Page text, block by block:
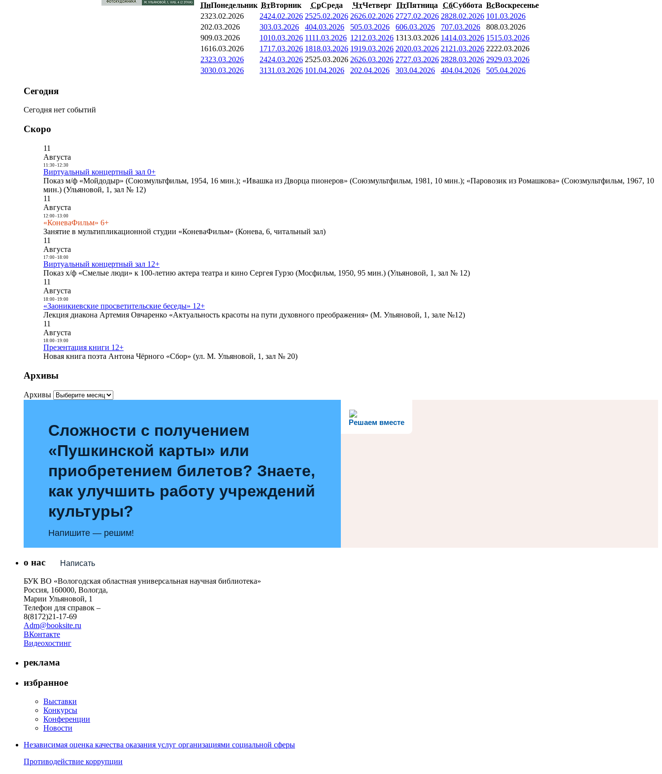
ПнПонедельник ВтВторник СрСреда ЧтЧетверг ПтПятница СбСуббота ВсВоскресенье
2323.02.2026 2424.02.2026 2525.02.2026 2626.02.2026 2727.02.2026 2828.02.2026 101.03.2026
202.03.2026 303.03.2026 404.03.2026 505.03.2026 606.03.2026 707.03.2026 808.03.2026
909.03.2026 1010.03.2026 1111.03.2026 1212.03.2026 1313.03.2026 1414.03.2026 1515.03.2026
1616.03.2026 1717.03.2026 1818.03.2026 1919.03.2026 2020.03.2026 21 21.03.2026 2222.03.2026
2323.03.2026 2424.03.2026 2525.03.2026 2626.03.2026 2727.03.2026 2828.03.2026 2929.03.2026
3030.03.2026 3131.03.2026 101.04.2026 202.04.2026 303.04.2026 404.04.2026 505.04.2026
Сегодня
Сегодня нет событий
Скоро
11
Августа
11:30- 12:30
Виртуальный концертный зал 0+
Показ м/ф «Мойдодыр» (Союзмультфильм, 1954, 16 мин.); «Ивашка из Дворца пионеров» (Союзмультфильм, 1981, 10 мин.); «Паровозик из Ромашкова» (Союзмультфильм, 1967, 10
мин.) (Ульяновой, 1, зал № 12)
11
Августа
12:00- 13:00
«КоневаФильм» 6+
Занятие в мультипликационной студии «КоневаФильм» (Конева, 6, читальный зал)
11
Августа
17:00- 18:00
Виртуальный концертный зал 12+
Показ х/ф «Смелые люди» к 100-летию актера театра и кино Сергея Гурзо (Мосфильм, 1950, 95 мин.) (Ульяновой, 1, зал № 12)
11
Августа
18:00- 19:00
«Заоникиевские просветительские беседы» 12+
Лекция диакона Артемия Овчаренко «Актуальность красоты на пути духовного преображения» (М. Ульяновой, 1, зале №12)
11
Августа
18:00- 19:00
Презентация книги 12+
Новая книга поэта Антона Чёрного «Сбор» (ул. М. Ульяновой, 1, зал № 20)
Архивы
Архивы
Решаем вместе
Сложности с получением
«Пушкинской карты» или
приобретением билетов? Знаете,
как улучшить работу учреждений
культуры?
Напишите — решим!
Написать
о нас
БУК ВО «Вологодская областная универсальная научная библиотека»
Россия, 160000, Вологда,
Марии Ульяновой, 1
Телефон для справок –
8(8172)21-17-69
Adm@booksite.ru
ВКонтакте
Видеохостинг
реклама
избранное
Выставки
Конкурсы
Конференции
Новости
Независимая оценка качества оказания услуг организациями социальной сферы
Противодействие коррупции